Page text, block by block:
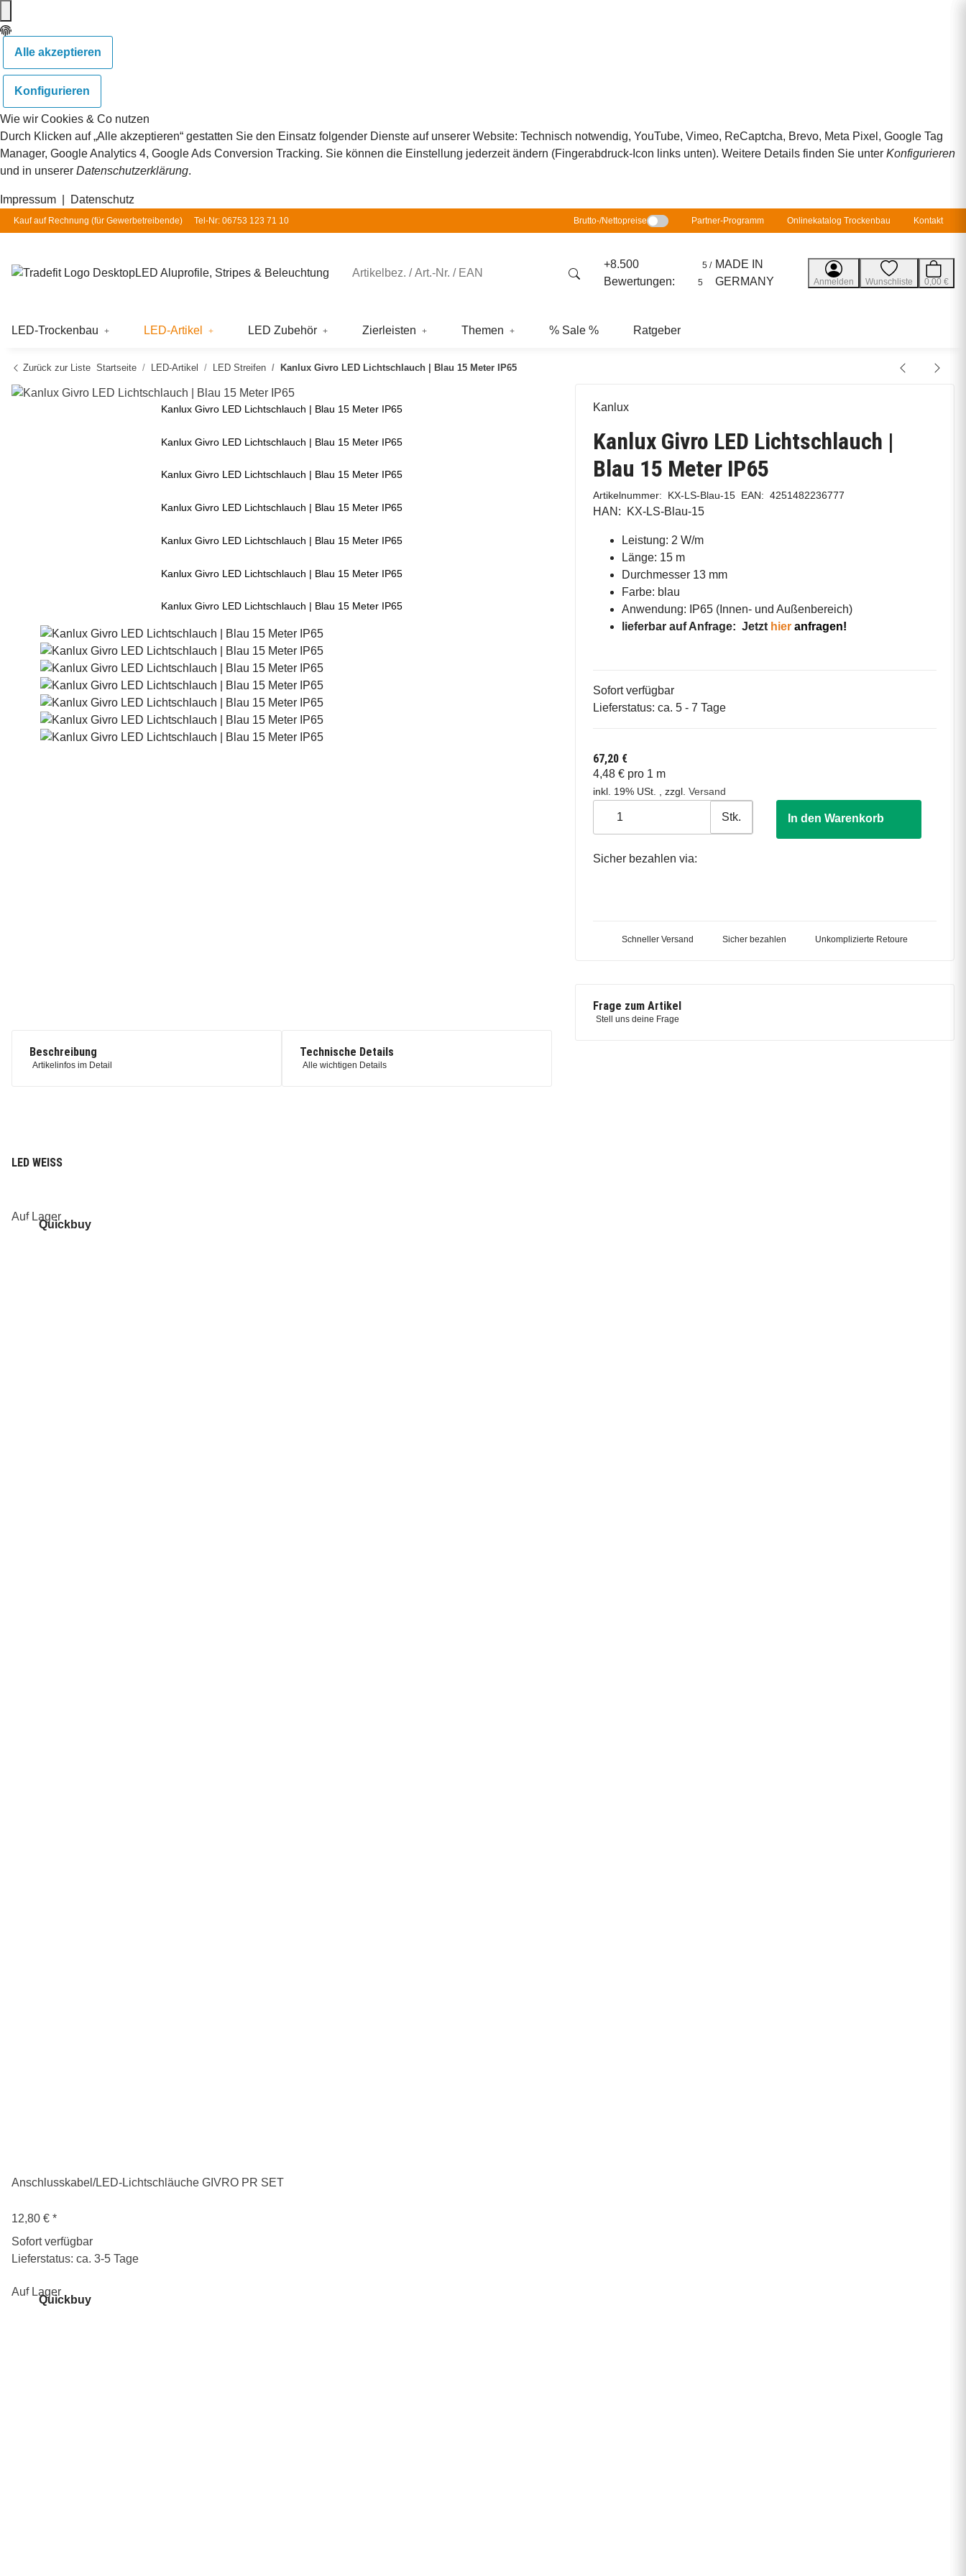
Alle akzeptieren
Konfigurieren
Wie wir Cookies & Co nutzen
Durch Klicken auf „Alle akzeptieren“ gestatten Sie den Einsatz folgender Dienste auf unserer Website: Technisch notwendig, YouTube, Vimeo, ReCaptcha, Brevo, Meta Pixel, Google Tag
Manager, Google Analytics 4, Google Ads Conversion Tracking. Sie können die Einstellung jederzeit ändern (Fingerabdruck-Icon links unten). Weitere Details finden Sie unter Konfigurieren
und in unserer Datenschutzerklärung.
Impressum Datenschutz
Kauf auf Rechnung (für Gewerbetreibende) Tel-Nr: 06753 123 71 10 Brutto-/Nettopreise Partner-Programm Onlinekatalog Trockenbau Kontakt
LED Aluprofile, Stripes & Beleuchtung
+8.500
Bewertungen:
5 /
5
MADE IN
GERMANY
Anmelden Wunschliste 0,00 €
LED-Trockenbau LED-Artikel LED Zubehör Zierleisten Themen % Sale % Ratgeber
Zurück zur Liste Startseite LED-Artikel LED Streifen Kanlux Givro LED Lichtschlauch | Blau 15 Meter IP65
Kanlux
Kanlux Givro LED Lichtschlauch |
Blau 15 Meter IP65
Artikelnummer: KX-LS-Blau-15 EAN: 4251482236777
HAN: KX-LS-Blau-15
Leistung: 2 W/m
Länge: 15 m
Durchmesser 13 mm
Farbe: blau
Anwendung: IP65 ( Innen- und Außenbereich)
lieferbar auf Anfrage: Jetzt hier anfragen!
Sofort verfügbar
Lieferstatus: ca. 5 - 7 Tage
67,20 €
4,48 € pro 1 m
inkl. 19% USt. , zzgl. Versand
Stk. In den Warenkorb
Sicher bezahlen via:
Schneller Versand Sicher bezahlen Unkomplizierte Retoure
Frage zum Artikel
Stell uns deine Frage
Kanlux Givro LED Lichtschlauch | Blau 15 Meter IP65
Kanlux Givro LED Lichtschlauch | Blau 15 Meter IP65
Kanlux Givro LED Lichtschlauch | Blau 15 Meter IP65
Kanlux Givro LED Lichtschlauch | Blau 15 Meter IP65
Kanlux Givro LED Lichtschlauch | Blau 15 Meter IP65
Kanlux Givro LED Lichtschlauch | Blau 15 Meter IP65
Kanlux Givro LED Lichtschlauch | Blau 15 Meter IP65
Beschreibung
Artikelinfos im Detail
Technische Details
Alle wichtigen Details
LED WEISS
Quickbuy
Auf Lager
Anschlusskabel/LED-Lichtschläuche GIVRO PR SET
12,80 € *
Sofort verfügbar
Lieferstatus: ca. 3-5 Tage
Quickbuy
Auf Lager